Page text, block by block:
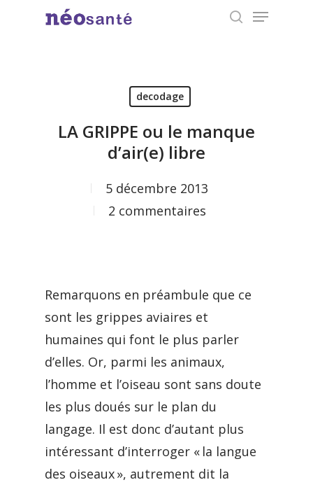
Menu
decodage
LA GRIPPE ou le manque
d’air(e) libre
5 décembre 2013
2 commentaires
Remarquons en préambule que ce
sont les grippes aviaires et
humaines qui font le plus parler
d’elles. Or, parmi les animaux,
l’homme et l’oiseau sont sans doute
les plus doués sur le plan du
langage. Il est donc d’autant plus
intéressant d’interroger « la langue
des oiseaux », autrement dit la